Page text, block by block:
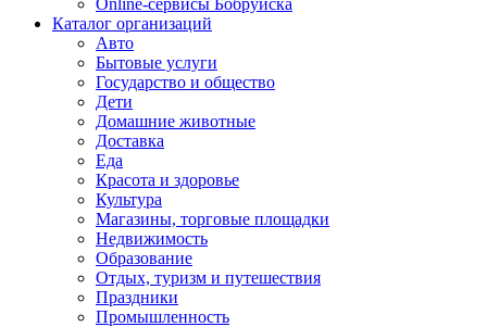
Online-сервисы Бобруйска
Каталог организаций
Авто
Бытовые услуги
Государство и общество
Дети
Домашние животные
Доставка
Еда
Красота и здоровье
Культура
Магазины, торговые площадки
Недвижимость
Образование
Отдых, туризм и путешествия
Праздники
Промышленность